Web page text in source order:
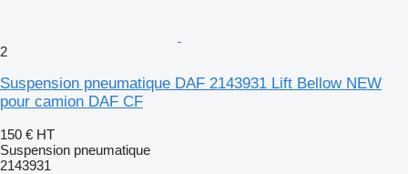
2
Suspension pneumatique DAF 2143931 Lift Bellow NEW
pour camion DAF CF
150 € HT
Suspension pneumatique
2143931